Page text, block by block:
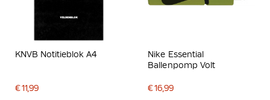
KNVB Notitieblok A4
€ 11,99
Nike Essential
Ballenpomp Volt
€ 16,99